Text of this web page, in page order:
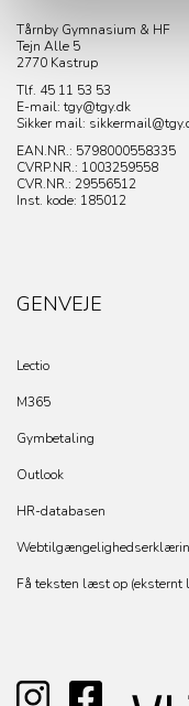
Tårnby Gymnasium & HF
Tejn Alle 5
2770 Kastrup
Tlf. 45 11 53 53
E-mail: tgy@tgy.dk
Sikker mail:
EAN.NR.: 5798000558335
CVRP.NR.: 1003259558
CVR.NR.: 29556512
Inst. kode: 185012
GENVEJE
Lectio
M365
Gymbetaling
Outlook
HR-databasen
Få teksten læst op (eksternt